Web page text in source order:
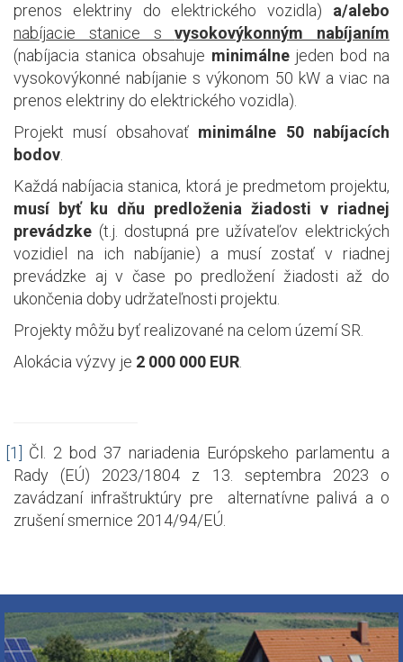
prenos elektriny do elektrického vozidla) a/alebo
nabíjacie stanice svysokovýkonným nabíjaním
(nabíjacia stanica obsahuje minimálnejeden bod na
vysokovýkonné nabíjanie s výkonom 50 kW a viac na
prenos elektriny do elektrického vozidla).
Projekt musí obsahovať minimálne 50 nabíjacích
bodov
Každá nabíjacia stanica, ktorá je predmetom projektu,
musí byť ku dňu predloženia žiadosti v riadnej
prevádzke (t.j. dostupná pre užívateľov elektrických
vozidiel na ich nabíjanie) a musí zostať v riadnej
prevádzke aj v čase po predložení žiadosti až do
ukončenia doby udržateľnosti projektu.
Projekty môžu byť realizované na celom území SR.
Alokácia výzvy je 2 000 000 EUR
[1]
Čl. 2 bod 37 nariadenia Európskeho parlamentu a
Rady (EÚ) 2023/1804 z 13. septembra 2023 o
zavádzaní infraštruktúry pre alternatívne palivá a o
zrušení smernice 2014/94/EÚ.